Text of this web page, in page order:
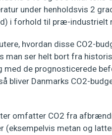
under henholdsvis 2
i forhold til præ-industrielt
hvordan disse CO2-
man ser helt bort fra
med de prognosticerede
bliver Danmarks CO2-
omfatter CO2 fra
(eksempelvis metan og